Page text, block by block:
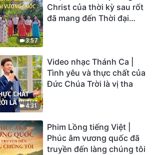
3:57
Christ của thời kỳ sau rốt
đã mang đến Thời đại
4:31
Video nhạc Thánh Ca |
Tình yêu và thực chất của
Đức Chúa Trời là vị tha
Phim Lồng tiếng Việt |
Phúc âm vương quốc đã
truyền đến làng chúng tôi